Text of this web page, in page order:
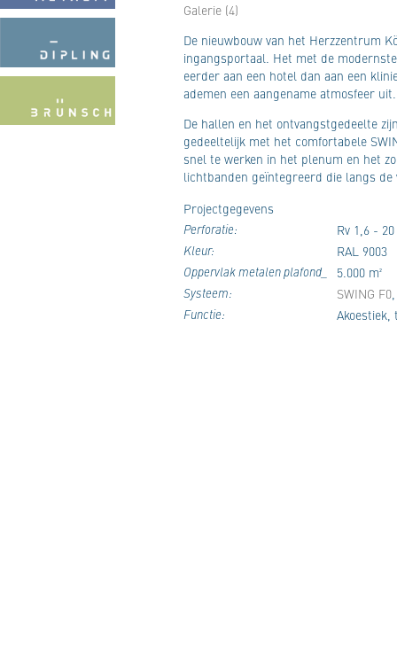
Galerie (4)
De nieuwbouw van het Herzzentrum
ingangsportaal. Het met de
eerder aan een hotel dan aan een
ademen een aangename atmosfeer uit.
De hallen en het ontvangstgedeelte
gedeeltelijk met het comfortabele
snel te werken in het plenum en het
lichtbanden geïntegreerd die langs de
Projectgegevens
Perforatie: Rv 1,6 -
Kleur: RAL 9003
Oppervlak metalen plafond_ 5.000 m²
Systeem: SWING F0
Functie: Akoestiek,